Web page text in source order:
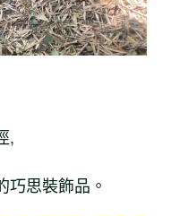
,
思裝飾品。